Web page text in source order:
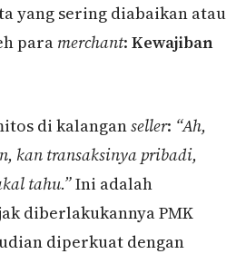
yang sering diabaikan atau
para merchant: Kewajiban
di kalanganseller: “Ah,
kan transaksinya pribadi,
tahu.”Ini adalah
diberlakukannya PMK
diperkuat dengan